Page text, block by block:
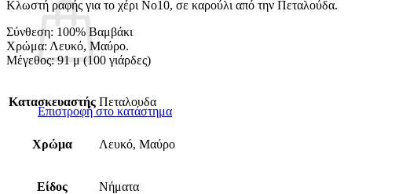
Επιστροφή στο κατάστημα
Kλωστή ραφής για το χέρι No10, σε καρούλι από την Πεταλούδα.
Σύνθεση: 100% Βαμβάκι
Χρώμα: Λευκό, Μαύρο.
Μέγεθος: 91 μ (100 γιάρδες)
Κατασκευαστής Πεταλουδα
Χρώμα Λευκό, Μαύρο
Είδος Νήματα